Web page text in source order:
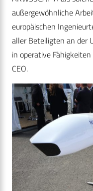
außergewöhnliche
europäischen
aller Beteiligten an der
in operative
CEO.